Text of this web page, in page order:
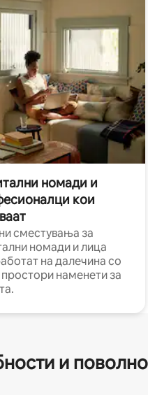
номади и
кои
сместувања за
номади и лица
на далечина со
наменети за
и